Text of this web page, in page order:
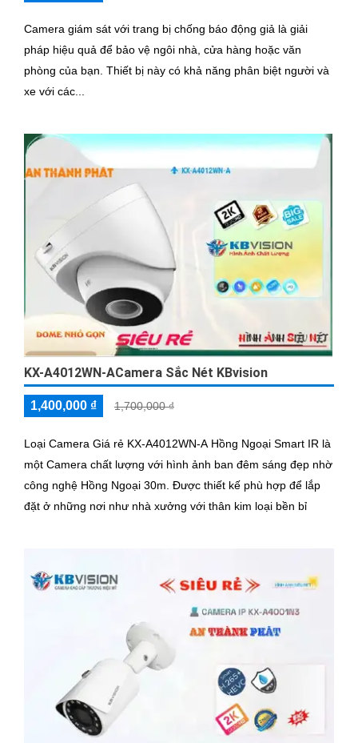
Camera giám sát với trang bị chống báo động giả là giải
pháp hiệu quả để bảo vệ ngôi nhà, cửa hàng hoặc văn
phòng của bạn. Thiết bị này có khả năng phân biệt người và
xe với các...
KX-A4012WN-ACamera Sắc Nét KBvision
1,400,000 ₫ 1,700,000 ₫
Loại Camera Giá rẻ KX-A4012WN-A Hồng Ngoại Smart IR là
một Camera chất lượng với hình ảnh ban đêm sáng đẹp nhờ
công nghệ Hồng Ngoại 30m. Được thiết kế phù hợp để lắp
đặt ở những nơi như nhà xưởng với thân kim loại bền bỉ